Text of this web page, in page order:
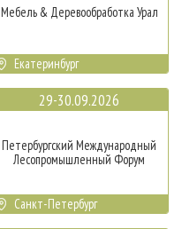
Мебель & Деревообработка Урал
Екатеринбург
29-30.09.2026
Петербургский Международный
Лесопромышленный Форум
Санкт-Петербург